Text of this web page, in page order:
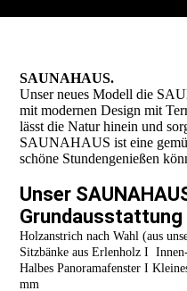
SAUNAHAUS.
Unser neues Modell die
mit modernen Design mit
lässt die Natur hinein und
SAUNAHAUS ist eine
schöne Stundengenießen
Unser
Grundausstattung
Holzanstrich nach Wahl (aus
Sitzbänke aus Erlenholz I
Halbes Panoramafenster I
mm